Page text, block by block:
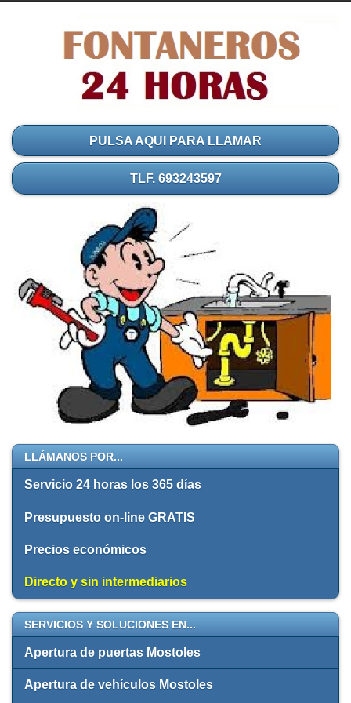
PULSA AQUI PARA LLAMAR
TLF. 693243597
LLÁMANOS POR...
Servicio 24 horas los 365 días
Presupuesto on-line GRATIS
Precios económicos
Directo y sin intermediarios
SERVICIOS Y SOLUCIONES EN...
Apertura de puertas Mostoles
Apertura de vehículos Mostoles